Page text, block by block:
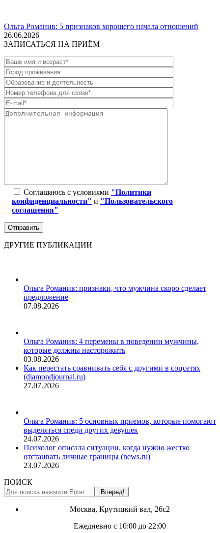
Ольга Романив: 5 признаков хорошего начала отношений
26.06.2026
ЗАПИСАТЬСЯ НА ПРИЁМ
Соглашаюсь с условиями "Политики
конфиденциальности" и "Пользовательского
соглашения"
ДРУГИЕ ПУБЛИКАЦИИ
Ольга Романив: признаки, что мужчина скоро сделает
предложение
07.08.2026
Ольга Романив: 4 перемены в поведении мужчины,
которые должны насторожить
03.08.2026
Как перестать сравнивать себя с другими в соцсетях
(diamondjournal.ru)
27.07.2026
Ольга Романив: 5 основных приемов, которые помогают
выделяться среди других девушек
24.07.2026
Психолог описала ситуации, когда нужно жестко
отстаивать личные границы (news.ru)
23.07.2026
ПОИСК
Поиск:
Москва, Крутицкий вал, 26с2
Ежедневно с 10:00 до 22:00